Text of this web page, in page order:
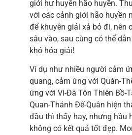
giới hư huyễn hão huyền.
với các cảnh giới hão huyền
để khuyên giải xả bỏ đi, nên
sâu vào, sau cùng có thể
khó hóa giải!
Ví dụ như nhiều người cảm
quang, cảm ứng với Quán-
ứng với Vi-Đà Tôn Thiên Bồ-
Quan-Thánh Đế-Quân hiện
đầu thì thấy hay, nhưng hầu
không có kết quả tốt đẹp.